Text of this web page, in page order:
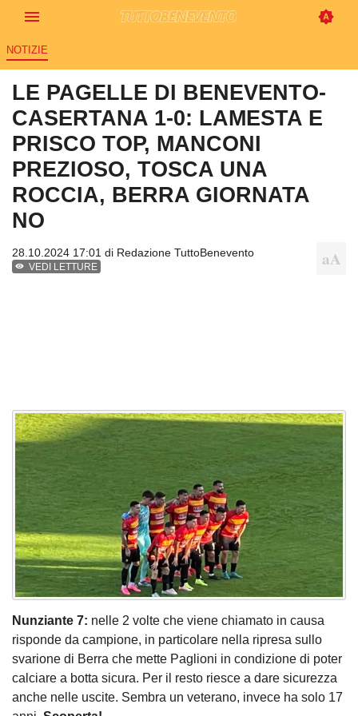
NOTIZIE
LE PAGELLE DI BENEVENTO-
CASERTANA 1-0: LAMESTA E
PRISCO TOP, MANCONI
PREZIOSO, TOSCA UNA
ROCCIA, BERRA GIORNATA
NO
28.10.2024 17:01 di Redazione TuttoBenevento
VEDI LETTURE
Nunziante 7: nelle 2 volte che viene chiamato in causa
risponde da campione, in particolare nella ripresa sullo
svarione di Berra che mette Paglioni in condizione di poter
calciare a botta sicura. Per il resto riesce a dare sicurezza
anche nelle uscite. Sembra un veterano, invece ha solo 17